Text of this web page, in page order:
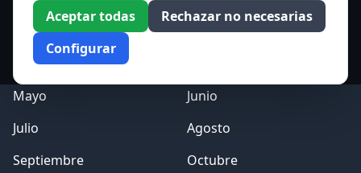
Aceptar todas
Rechazar no necesarias
Configurar
Enero
Febrero
Marzo
Mayo
Junio
Julio
Agosto
Septiembre
Octubre